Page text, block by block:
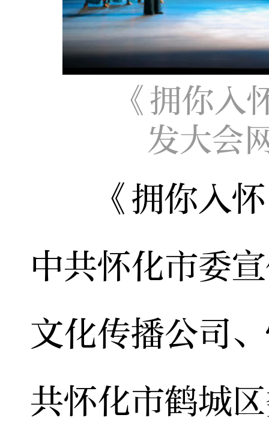
《拥你入
发大会
《拥你入怀
中共怀化市委
文化传播公司
共怀化市鹤城